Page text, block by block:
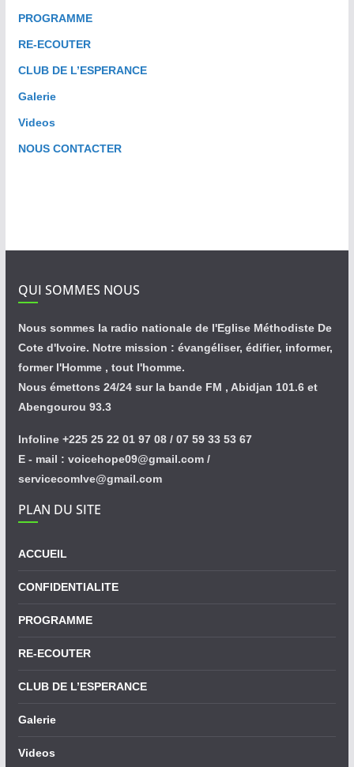
PROGRAMME
RE-ECOUTER
CLUB DE L’ESPERANCE
Galerie
Videos
NOUS CONTACTER
QUI SOMMES NOUS
Nous sommes la radio nationale de l'Eglise Méthodiste De
Cote d'Ivoire. Notre mission : évangéliser, édifier, informer,
former l'Homme , tout l'homme.
Nous émettons 24/24 sur la bande FM , Abidjan 101.6 et
Abengourou 93.3
Infoline +225 25 22 01 97 08 / 07 59 33 53 67
E - mail : voicehope09@gmail.com /
servicecomlve@gmail.com
PLAN DU SITE
ACCUEIL
CONFIDENTIALITE
PROGRAMME
RE-ECOUTER
CLUB DE L’ESPERANCE
Galerie
Videos